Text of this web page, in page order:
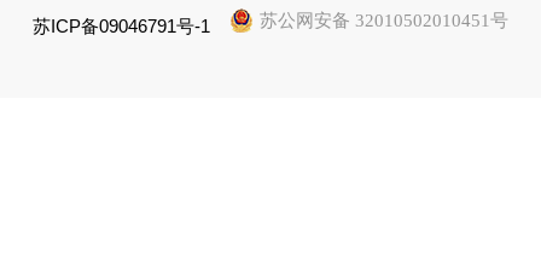
苏ICP备09046791号-1 苏公网安备 32010502010451号